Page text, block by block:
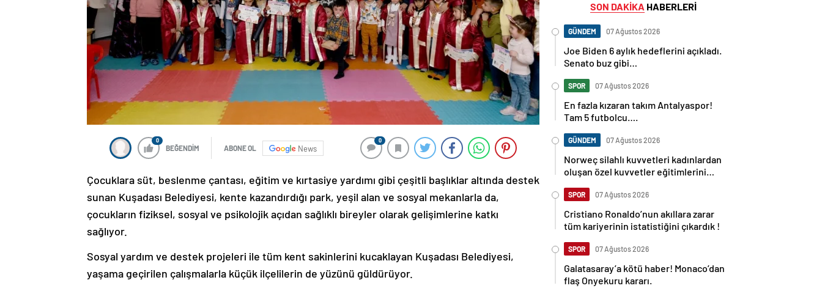
0
BEĞENDİM ABONE OL News
0
Çocuklara süt, beslenme çantası, eğitim ve kırtasiye yardımı gibi çeşitli başlıklar altında destek
sunan Kuşadası Belediyesi, kente kazandırdığı park, yeşil alan ve sosyal mekanlarla da,
çocukların fiziksel, sosyal ve psikolojik açıdan sağlıklı bireyler olarak gelişimlerine katkı
sağlıyor.
Sosyal yardım ve destek projeleri ile tüm kent sakinlerini kucaklayan Kuşadası Belediyesi,
yaşama geçirilen çalışmalarla küçük ilçelilerin de yüzünü güldürüyor.
SON DAKİKA HABERLERİ
GÜNDEM 07 Ağustos 2026
Joe Biden 6 aylık hedeflerini açıkladı.
Senato buz gibi…
SPOR 07 Ağustos 2026
En fazla kızaran takım Antalyaspor!
Tam 5 futbolcu….
GÜNDEM 07 Ağustos 2026
Norweç silahlı kuvvetleri kadınlardan
oluşan özel kuvvetler eğitimlerini
SPOR 07 Ağustos 2026
Cristiano Ronaldo’nun akıllara zarar
tüm kariyerinin istatistiğini çıkardık !
SPOR 07 Ağustos 2026
Galatasaray’a kötü haber! Monaco’dan
flaş Onyekuru kararı.